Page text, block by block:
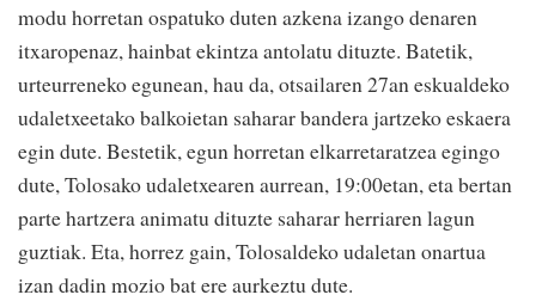
modu horretan ospatuko duten azkena izango denaren
itxaropenaz, hainbat ekintza antolatu dituzte. Batetik,
urteurreneko egunean, hau da, otsailaren 27an eskualdeko
udaletxeetako balkoietan saharar bandera jartzeko eskaera
egin dute. Bestetik, egun horretan elkarretaratzea egingo
dute, Tolosako udaletxearen aurrean, 19:00etan, eta bertan
parte hartzera animatu dituzte saharar herriaren lagun
guztiak. Eta, horrez gain, Tolosaldeko udaletan onartua
izan dadin mozio bat ere aurkeztu dute.